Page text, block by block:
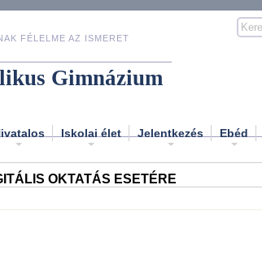
FÉLELME AZ ISMERET
Gimnázium
Iskolai élet Jelentkezés Ebéd
OKTATÁS ESETÉRE